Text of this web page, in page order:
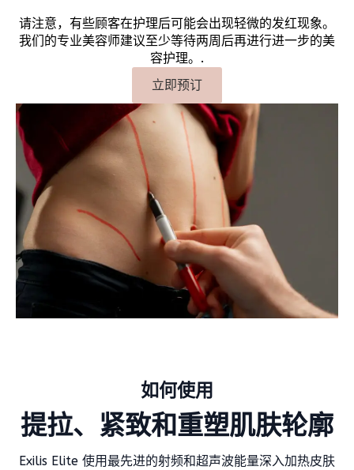
请注意，有些顾客在护理后可能会出现轻微的发红现象。
我们的专业美容师建议至少等待两周后再进行进一步的美
容护理。.
立即预订
如何使用
提拉、紧致和重塑肌肤轮廓
Exilis Elite 使用最先进的射频和超声波能量深入加热皮肤